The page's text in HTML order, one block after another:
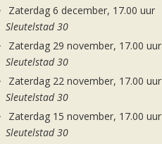
Zaterdag 6 december, 17.00 uur
Sleutelstad 30
Zaterdag 29 november, 17.00 uur
Sleutelstad 30
Zaterdag 22 november, 17.00 uur
Sleutelstad 30
Zaterdag 15 november, 17.00 uur
Sleutelstad 30